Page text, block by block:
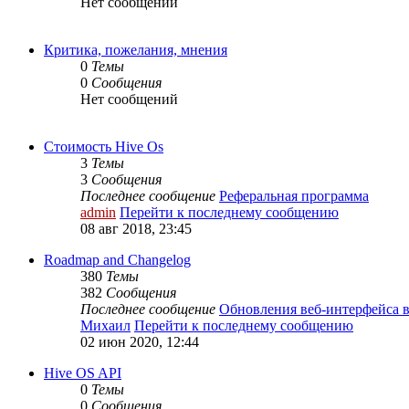
Критика, пожелания, мнения
0 Темы
0 Сообщения
Нет сообщений
Стоимость Hive Os
3 Темы
3 Сообщения
Последнее сообщение Реферальная программа
admin Перейти к последнему сообщению
08 авг 2018, 23:45
Roadmap and Changelog
380 Темы
382 Сообщения
Последнее сообщение Обновления веб-
Михаил Перейти к последнему сообщению
02 июн 2020, 12:44
Hive OS API
0 Темы